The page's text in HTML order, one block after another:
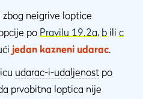
neigrive loptice
po Pravilu 19.2a, b ili c
jedan kazneni udarac.
udarac-i-udaljenost po
prvobitna loptica nije